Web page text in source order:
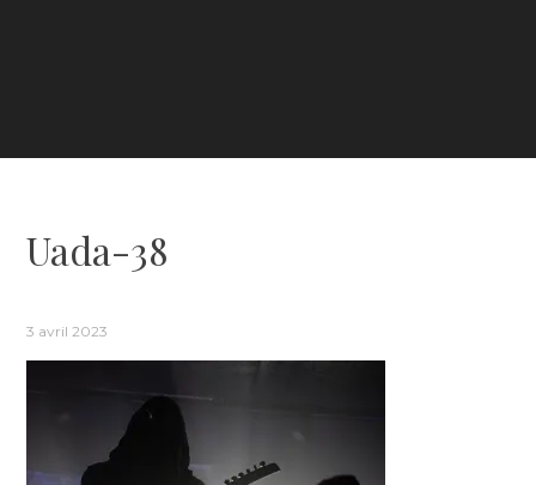
Uada-38
3 avril 2023